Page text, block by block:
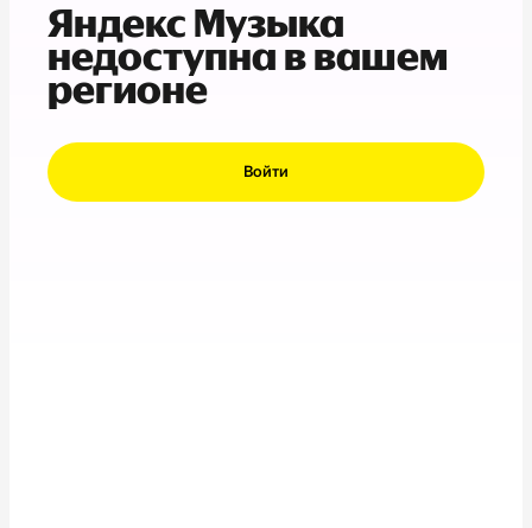
Яндекс Музыка
недоступна в вашем
регионе
Войти